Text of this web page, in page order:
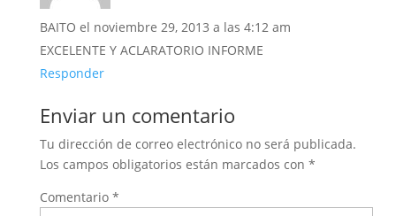
BAITO el noviembre 29, 2013 a las 4:12 am
EXCELENTE Y ACLARATORIO INFORME
Responder
Enviar un comentario
Tu dirección de correo electrónico no será publicada.
Los campos obligatorios están marcados con *
Comentario *